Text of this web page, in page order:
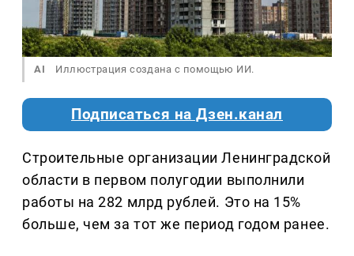
AI Иллюстрация создана с помощью ИИ.
Подписаться на Дзен.канал
Строительные организации Ленинградской
области в первом полугодии выполнили
работы на 282 млрд рублей. Это на 15%
больше, чем за тот же период годом ранее.